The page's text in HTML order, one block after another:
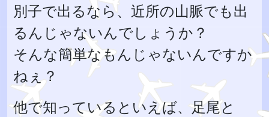
別子で出るなら、近所の山脈でも出
るんじゃないんでしょうか？
そんな簡単なもんじゃないんですか
ねぇ？
他で知っているといえば、足尾と